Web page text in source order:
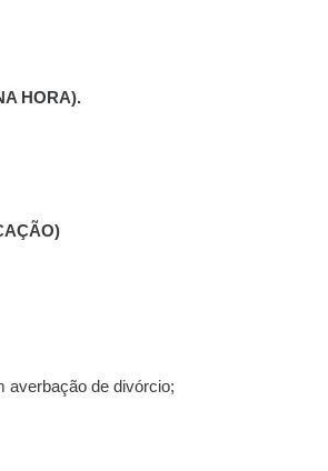
HORA).
averbação de divórcio;